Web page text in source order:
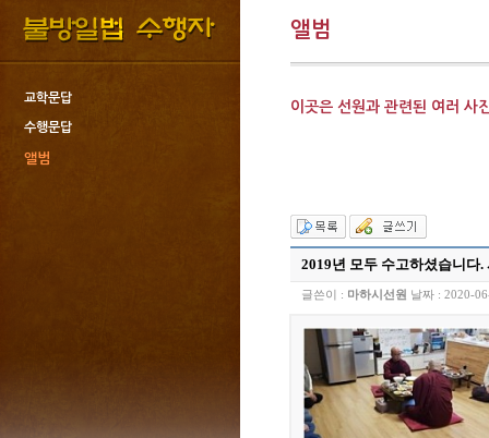
보시의 대상
보시의 청정
보시관련법문
포살
불자예절
보호명상
위빳사나
오시는 길
사단법인한
교학문답
수행문답
앨범
앨범
이곳은 선원과 관련된 여러 사
2019년 모두 수고하셨습니다.
글쓴이 : 마하시선원 날짜 : 2020-